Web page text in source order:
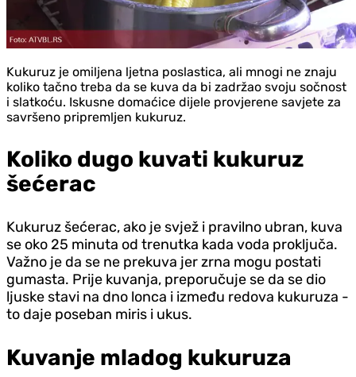
Kukuruz je omiljena ljetna poslastica, ali mnogi ne znaju
koliko tačno treba da se kuva da bi zadržao svoju sočnost
i slatkoću. Iskusne domaćice dijele provjerene savjete za
savršeno pripremljen kukuruz.
Koliko dugo kuvati kukuruz
šećerac
Kukuruz šećerac, ako je svjež i pravilno ubran, kuva
se oko 25 minuta od trenutka kada voda proključa.
Važno je da se ne prekuva jer zrna mogu postati
gumasta. Prije kuvanja, preporučuje se da se dio
ljuske stavi na dno lonca i između redova kukuruza -
to daje poseban miris i ukus.
Kuvanje mladog kukuruza